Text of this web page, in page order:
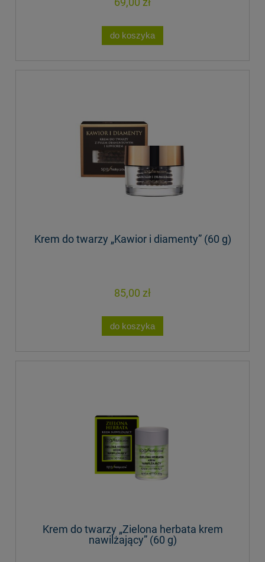
do koszyka
Krem do twarzy „Kawior i diamenty” (60 g)
85,00 zł
do koszyka
Krem do twarzy „Zielona herbata krem
nawilżający” (60 g)